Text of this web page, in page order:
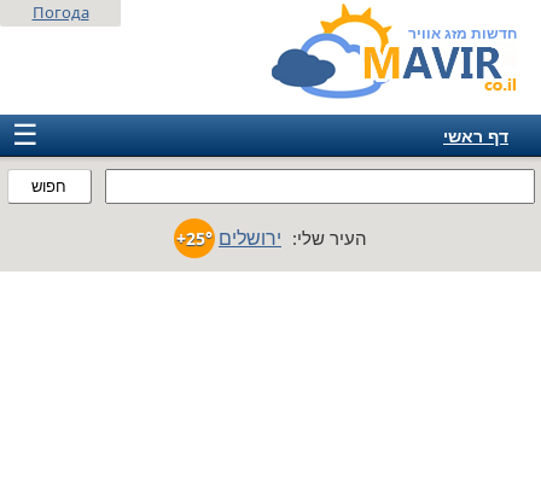
חדשות מזג אוויר
חפוש
Погода
☰
דף ראשי
אמריקה
העיר שלי: ירושלים +25°